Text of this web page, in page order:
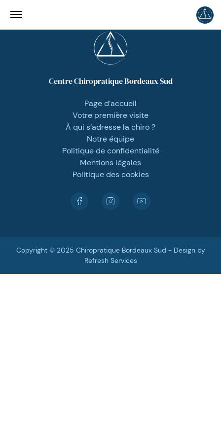
Centre Chiropratique Bordeaux Sud
Page d’accueil
Votre première visite
À qui s’adresse la chiro ?
Notre équipe
Politique de confidentialité
Mentions légales
Politique des cookies
Copyright © 2025 Chiropratique Bordeaux Sud - Design by
Refresh Services